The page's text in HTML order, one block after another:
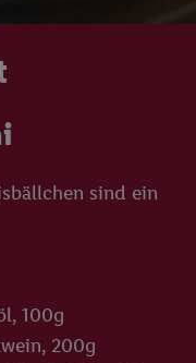
sind ein
100g
200g